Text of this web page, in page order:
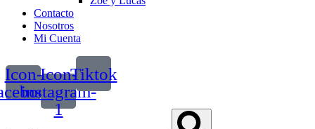
Contacto
Nosotros
Mi Cuenta
Icon-Icon-
instagram-
1
Tiktok